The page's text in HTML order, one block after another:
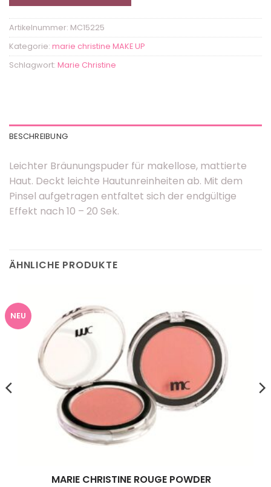
Artikelnummer: MC15225
Kategorie: marie christine MAKE UP
Schlagwort: Marie Christine
BESCHREIBUNG
Leichter Bräunungspuder für makellose, mattierte
Haut. Deckt leichte Hautunreinheiten ab. Mit dem
Pinsel aufgetragen entfaltet sich der endgültige
Effekt nach 10 – 20 Sek.
ÄHNLICHE PRODUKTE
NEU
MARIE CHRISTINE ROUGE POWDER